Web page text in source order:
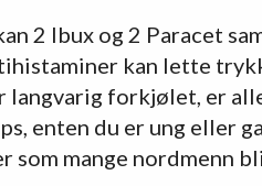
2 Ibux og 2 Paracet
kan lette
langvarig forkjølet, er
enten du er ung eller
mange nordmenn